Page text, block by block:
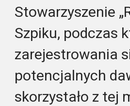
Stowarzyszenie
Szpiku, podczas
zarejestrowania
potencjalnych
skorzystało z tej